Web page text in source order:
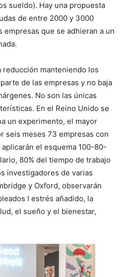
sueldo). Hay una propuesta
de entre 2000 y 3000
empresas que se adhieran a un
reducción manteniendo los
de las empresas y no baja
No son las únicas
En el Reino Unido se
un experimento, el mayor
seis meses 73 empresas con
el esquema 100-80-
80% del tiempo de trabajo
investigadores de varias
y Oxford, observarán
l estrés añadido, la
el sueño y el bienestar,